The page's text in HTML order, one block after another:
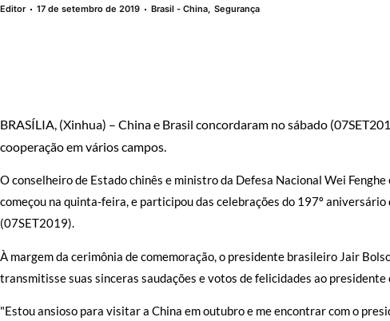
Editor 17 de setembro de 2019 Brasil - China,Segurança
BRASÍLIA, (Xinhua) – China e Brasil concordaram no sábado
cooperação em vários campos.
O conselheiro de Estado chinês e ministro da Defesa Nacional Wei
começou na quinta-feira, e participou das celebrações do 197º
(07SET2019).
À margem da cerimônia de comemoração, o presidente brasileiro Jair
transmitisse suas sinceras saudações e votos de felicidades ao presidente
"Estou ansioso para visitar a China em outubro e me encontrar com o